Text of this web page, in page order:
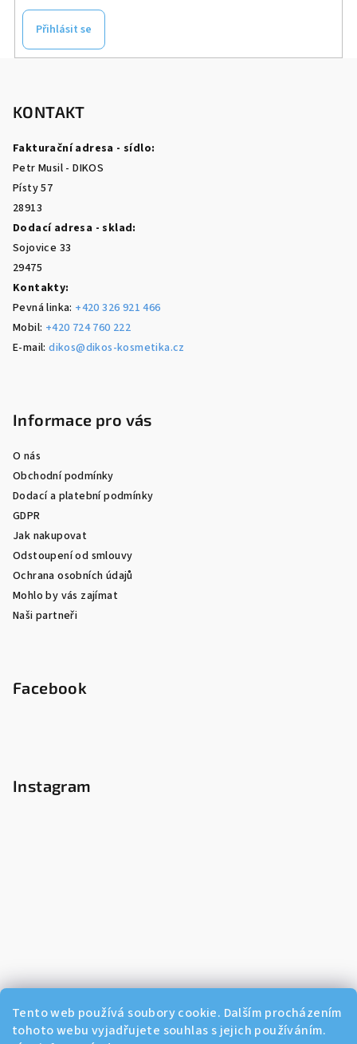
Tento web používá soubory cookie. Dalším procházením
tohoto webu vyjadřujete souhlas s jejich používáním.
i
Přihlásit se
KONTAKT
Fakturační adresa - sídlo:
Petr Musil - DIKOS
Písty 57
28913
Dodací adresa - sklad:
Sojovice 33
29475
Kontakty:
Pevná linka: +420 326 921 466
Mobil: +420 724 760 222
E-mail:dikos@dikos-kosmetika.cz
Informace pro vás
O nás
Obchodní podmínky
Dodací a platební podmínky
GDPR
Jak nakupovat
Odstoupení od smlouvy
Ochrana osobních údajů
Mohlo by vás zajímat
Naši partneři
Facebook
Instagram